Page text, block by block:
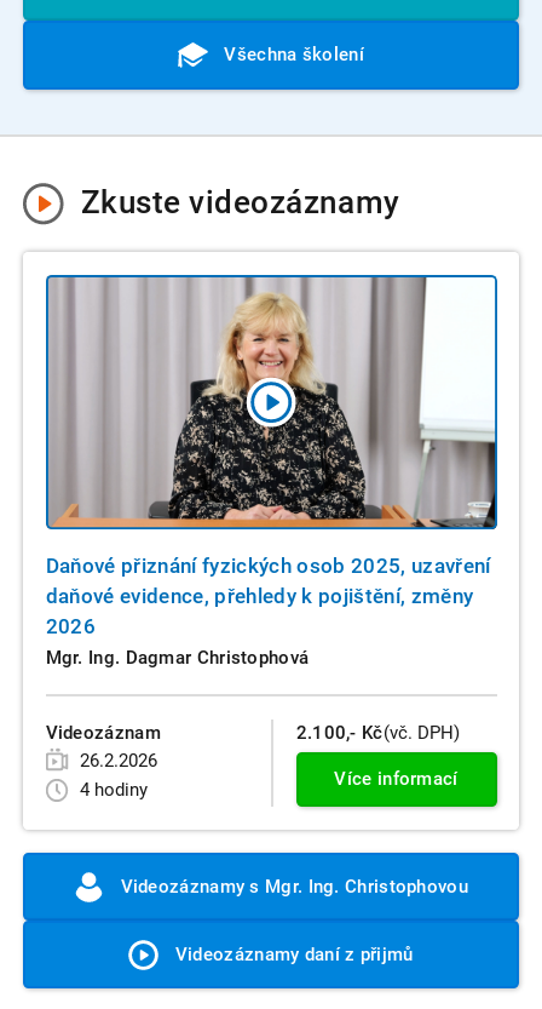
Všechna školení
Zkustevideozáznamy
Daňové přiznání fyzických osob 2025, uzavření
daňové evidence, přehledy k pojištění, změny
2026
Mgr. Ing. Dagmar Christophová
Videozáznam
26.2.2026
4 hodiny
2.100,- Kč(vč. DPH)
Více informací
Videozáznamy s Mgr. Ing. Christophovou
Videozáznamy daní z přijmů